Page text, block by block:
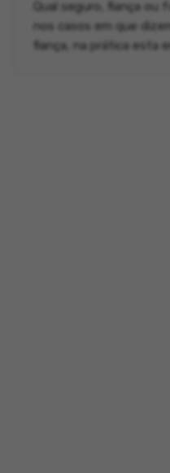
Qual seguro, fiança ou
nos casos em que
fiança, na prática esta